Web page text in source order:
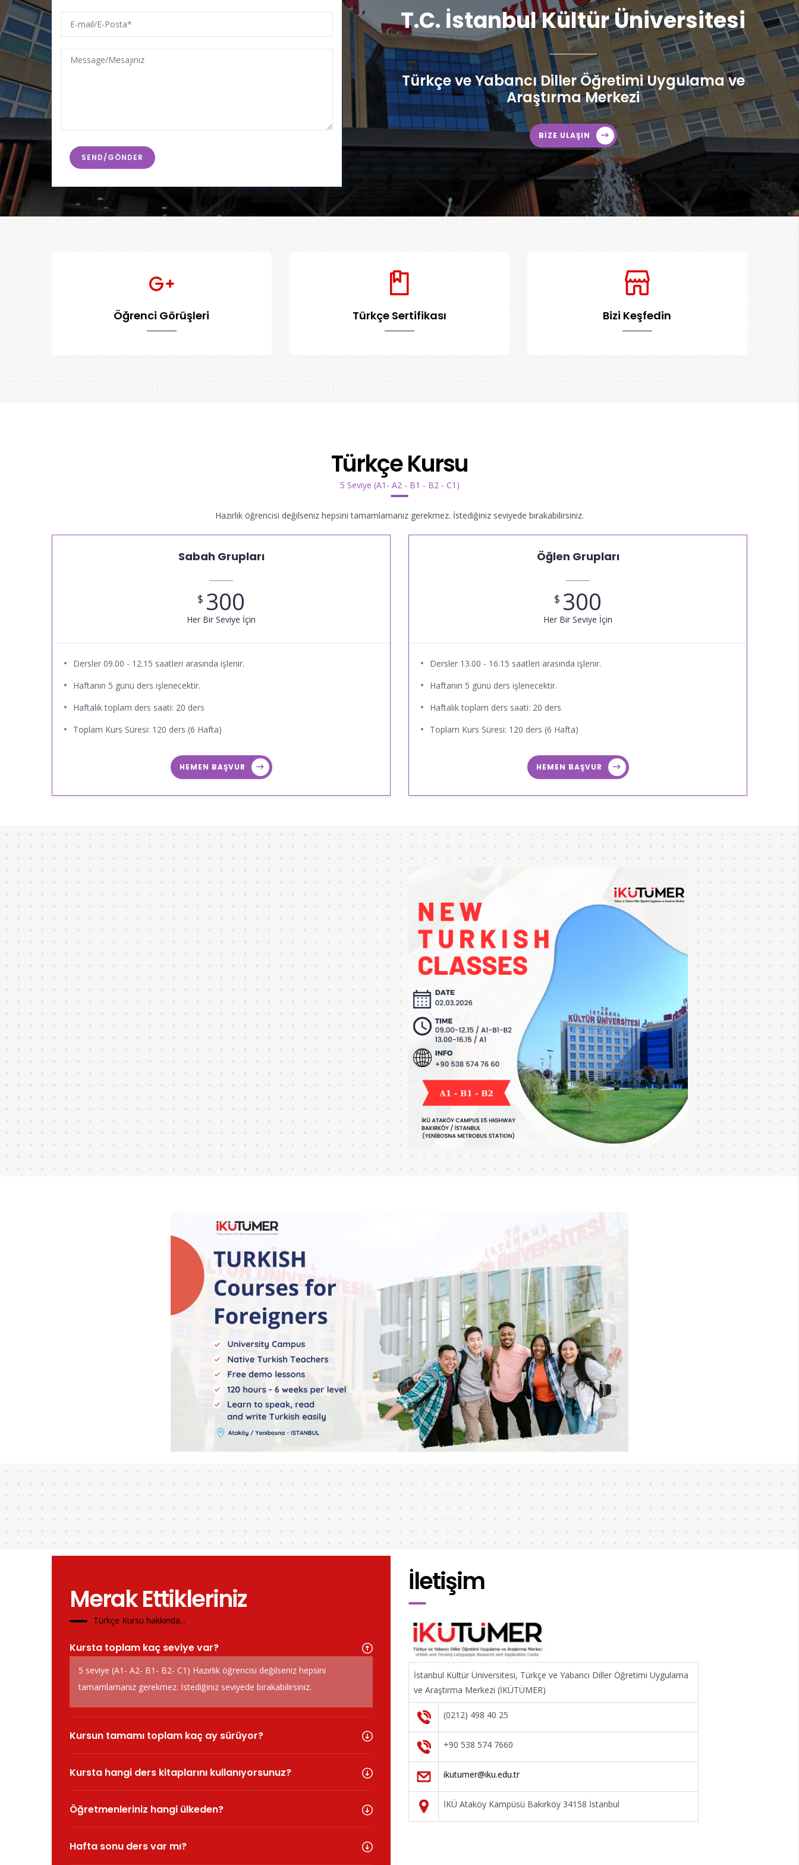
mail/E-
Posta
Message/Mesajınız
T.C. İstanbul Kültür Üniversitesi
Türkçe ve Yabancı Diller Öğretimi Uygulama ve
Araştırma Merkezi
BİZE ULAŞIN
Öğrenci Görüşleri Türkçe Sertifikası Bizi Keşfedin
Türkçe Kursu
5 Seviye (A1- A2 - B1 - B2 - C1)
Hazırlık öğrencisi değilseniz hepsini tamamlamanız gerekmez. İstediğiniz seviyede bırakabilirsiniz.
Sabah Grupları
$ 300
Her Bir Seviye İçin
Dersler 09.00 - 12.15 saatleri arasında işlenir.
Haftanın 5 günü ders işlenecektir.
Haftalık toplam ders saati: 20 ders
Toplam Kurs Süresi: 120 ders (6 Hafta)
HEMEN BAŞVUR
Öğlen Grupları
$ 300
Her Bir Seviye İçin
Dersler 13.00 - 16.15 saatleri arasında işlenir.
Haftanın 5 günü ders işlenecektir.
Haftalık toplam ders saati: 20 ders
Toplam Kurs Süresi: 120 ders (6 Hafta)
HEMEN BAŞVUR
Merak Ettikleriniz
Türkçe Kursu hakkında...
Kursta toplam kaç seviye var?
5 seviye (A1- A2- B1- B2- C1) Hazırlık öğrencisi değilseniz hepsini
tamamlamanız gerekmez. İstediğiniz seviyede bırakabilirsiniz.
Kursun tamamı toplam kaç ay sürüyor?
Kursta hangi ders kitaplarını kullanıyorsunuz?
Öğretmenleriniz hangi ülkeden?
Hafta sonu ders var mı?
İletişim
İstanbul Kültür Üniversitesi, Türkçe ve Yabancı Diller Öğretimi Uygulama
ve Araştırma Merkezi (İKÜTÜMER)
(0212) 498 40 25
+90 538 574 7660
ikutumer@iku.edu.tr
İKÜ Ataköy Kampüsü Bakırköy 34158 İstanbul